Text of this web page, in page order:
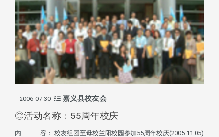
2006-07-30 嘉义县校友会
◎活动名称：55周年校庆
内 容： 校友组团至母校兰阳校园参加55周年校庆(2005.11.05)